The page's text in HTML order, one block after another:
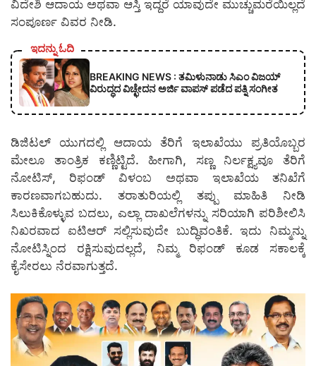
ವಿದೇಶಿ ಆದಾಯ ಅಥವಾ ಆಸ್ತಿ ಇದ್ದರೆ ಯಾವುದೇ ಮುಚ್ಚುಮರೆಯಿಲ್ಲದೆ
ಸಂಪೂರ್ಣ ವಿವರ ನೀಡಿ.
ಇದನ್ನು ಓದಿ
BREAKING NEWS : ತಮಿಳುನಾಡು ಸಿಎಂ ವಿಜಯ್
ವಿರುದ್ಧದ ವಿಚ್ಛೇದನ ಅರ್ಜಿ ವಾಪಸ್ ಪಡೆದ ಪತ್ನಿ ಸಂಗೀತ
ಡಿಜಿಟಲ್ ಯುಗದಲ್ಲಿ ಆದಾಯ ತೆರಿಗೆ ಇಲಾಖೆಯು ಪ್ರತಿಯೊಬ್ಬರ
ಮೇಲೂ ತಾಂತ್ರಿಕ ಕಣ್ಣಿಟ್ಟಿದೆ. ಹೀಗಾಗಿ, ಸಣ್ಣ ನಿರ್ಲಕ್ಷ್ಯವೂ ತೆರಿಗೆ
ನೋಟಿಸ್, ರಿಫಂಡ್ ವಿಳಂಬ ಅಥವಾ ಇಲಾಖೆಯ ತನಿಖೆಗೆ
ಕಾರಣವಾಗಬಹುದು. ತರಾತುರಿಯಲ್ಲಿ ತಪ್ಪು ಮಾಹಿತಿ ನೀಡಿ
ಸಿಲುಕಿಕೊಳ್ಳುವ ಬದಲು, ಎಲ್ಲಾ ದಾಖಲೆಗಳನ್ನು ಸರಿಯಾಗಿ ಪರಿಶೀಲಿಸಿ
ನಿಖರವಾದ ಐಟಿಆರ್ ಸಲ್ಲಿಸುವುದೇ ಬುದ್ಧಿವಂತಿಕೆ. ಇದು ನಿಮ್ಮನ್ನು
ನೋಟಿಸ್ನಿಂದ ರಕ್ಷಿಸುವುದಲ್ಲದೆ, ನಿಮ್ಮ ರಿಫಂಡ್ ಕೂಡ ಸಕಾಲಕ್ಕೆ
ಕೈಸೇರಲು ನೆರವಾಗುತ್ತದೆ.